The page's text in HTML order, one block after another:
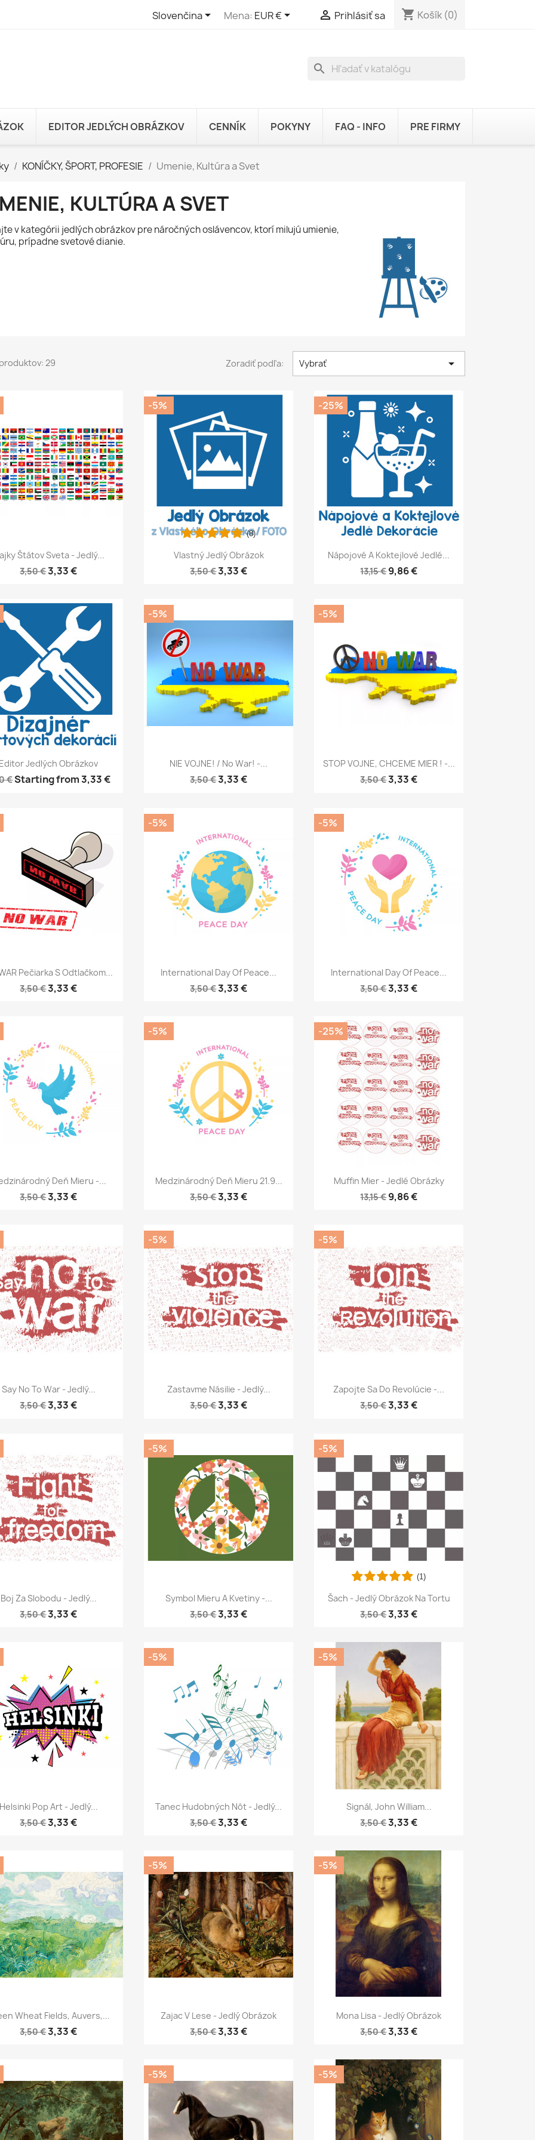
Slovenčina Mena: EUR €  Prihlásiť sa shopping_cart Košík (0)
search
EDITOR JEDLÝCH OBRÁZKOV CENNÍK POKYNY FAQ - INFO PRE FIRMY
KONÍČKY, ŠPORT, PROFESIE Umenie, Kultúra a Svet
KULTÚRA A SVET
v kategórii jedlých obrázkov pre náročných oslávencov, ktorí milujú umienie,
prípadne svetové dianie.
29 Zoradiť podľa: Vybrať 
Rýchly náhľad
Štátov Sveta - Jedlý...
3,50 €3,33 €
Rýchly náhľad
Vlastný Jedlý Obrázok
3,50 €3,33 €
(8)
-5%
Rýchly náhľad
Nápojové A Koktejlové Jedlé...
13,15 €9,86 €
-25%
Rýchly náhľad
Jedlých Obrázkov
€Starting from3,33 €
Rýchly náhľad
NIE VOJNE! / No War! -...
3,50 €3,33 €
-5%
Rýchly náhľad
STOP VOJNE, CHCEME MIER ! -...
3,50 €3,33 €
-5%
Rýchly náhľad
Pečiarka S Odtlačkom...
3,50 €3,33 €
Rýchly náhľad
International Day Of Peace...
3,50 €3,33 €
-5%
Rýchly náhľad
International Day Of Peace...
3,50 €3,33 €
-5%
Rýchly náhľad
Deň Mieru -...
3,50 €3,33 €
Rýchly náhľad
Medzinárodný Deň Mieru 21.9...
3,50 €3,33 €
-5%
Rýchly náhľad
Muffin Mier - Jedlé Obrázky
13,15 €9,86 €
-25%
Rýchly náhľad
Say No To War - Jedlý...
3,50 €3,33 €
Rýchly náhľad
Zastavme Násilie - Jedlý...
3,50 €3,33 €
-5%
Rýchly náhľad
Zapojte Sa Do Revolúcie -...
3,50 €3,33 €
-5%
Rýchly náhľad
Boj Za Slobodu - Jedlý...
3,50 €3,33 €
Rýchly náhľad
Symbol Mieru A Kvetiny -...
3,50 €3,33 €
-5%
Rýchly náhľad
Šach - Jedlý Obrázok Na Tortu
3,50 €3,33 €
(1)
-5%
Rýchly náhľad
Pop Art - Jedlý...
3,50 €3,33 €
Rýchly náhľad
Tanec Hudobných Nôt - Jedlý...
3,50 €3,33 €
-5%
Rýchly náhľad
Signál, John William...
3,50 €3,33 €
-5%
Rýchly náhľad
Wheat Fields, Auvers,...
3,50 €3,33 €
Rýchly náhľad
Zajac V Lese - Jedlý Obrázok
3,50 €3,33 €
-5%
 Rýchly náhľad
Mona Lisa - Jedlý Obrázok
3,50 €3,33 €
-5%
-5% -5%